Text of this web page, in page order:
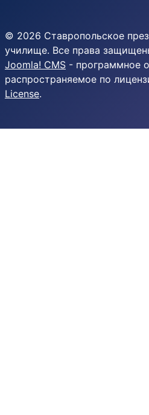
© 2026 Ставропольское
училище. Все права
Joomla! CMS - программное
распространяемое по
License.